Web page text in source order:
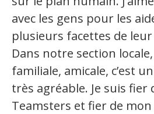
avec les gens pour les
plusieurs facettes de
Dans notre section
familiale, amicale, c’est
très agréable. Je suis fier
Teamsters et fier de mon